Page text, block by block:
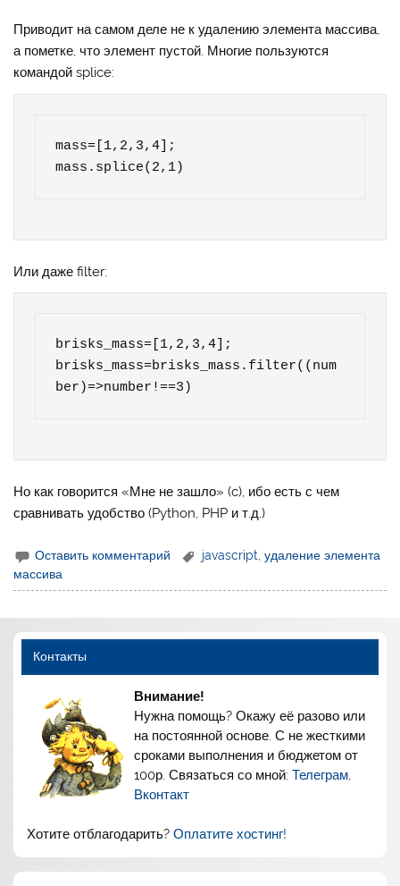
Приводит на самом деле не к удалению элемента массива,
а пометке, что элемент пустой. Многие пользуются
командой splice:
mass=[1,2,3,4];
mass.splice(2,1)
Или даже filter:
brisks_mass=[1,2,3,4];
brisks_mass=brisks_mass.filter((num
ber)=>number!==3)
Но как говорится «Мне не зашло» (c), ибо есть с чем
сравнивать удобство (Python, PHP и т.д.)
Оставить комментарий javascript ,удаление элемента
массива
Контакты
Внимание!
Нужна помощь? Окажу её разово или
на постоянной основе. С не жесткими
сроками выполнения и бюджетом от
100р. Связаться со мной:Телеграм,
Вконтакт
Хотите отблагодарить?Оплатите хостинг!